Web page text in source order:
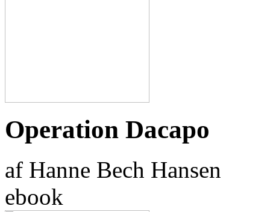
Operation Dacapo
af Hanne Bech Hansen
ebook